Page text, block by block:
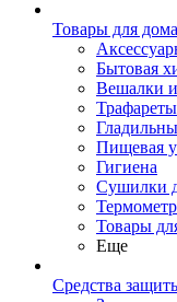
Товары для дома
Бытовая
Вешалки
Трафареты
Пищевая
Гигиена
Сушилки
Товары
Еще
Средства